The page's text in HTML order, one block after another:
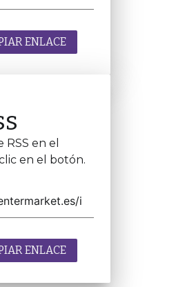
ENLACE
en el
en el botón.
ENLACE